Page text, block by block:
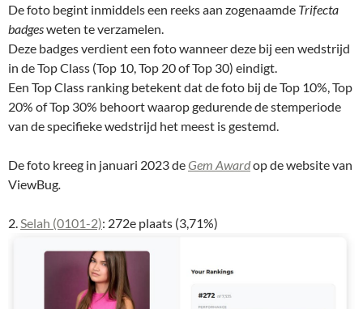
De foto begint inmiddels een reeks aan zogenaamde Trifecta
badgesweten te verzamelen.
Deze badges verdient een foto wanneer deze bij een wedstrijd
in de Top Class (Top 10, Top 20 of Top 30) eindigt.
Een Top Class ranking betekent dat de foto bij de Top 10%, Top
20% of Top 30% behoort waarop gedurende de stemperiode
van de specifieke wedstrijd het meest is gestemd.
De foto kreeg in januari 2023 deGem Awardop de website van
ViewBug
2. Selah (0101-2): 272e plaats (3,71%)